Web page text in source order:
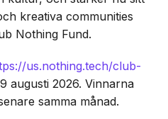
kreativa communities
Nothing Fund.
us.nothing.tech/club-
augusti 2026. Vinnarna
samma månad.